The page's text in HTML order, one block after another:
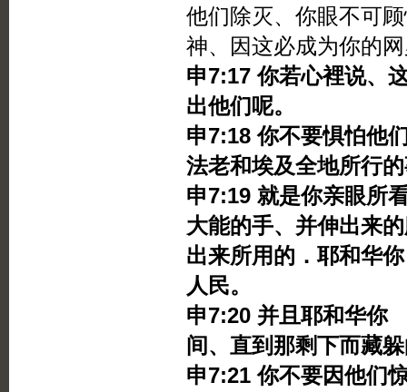
他们除灭、你眼不可
神、因这必成为你的
申7:17 你若心裡说、
出他们呢。
申7:18 你不要惧怕他
法老和埃及全地所行
申7:19 就是你亲眼所
大能的手、并伸出来
出来所用的．耶和华
人民。
申7:20 并且耶和华你
间、直到那剩下而藏
申7:21 你不要因他们